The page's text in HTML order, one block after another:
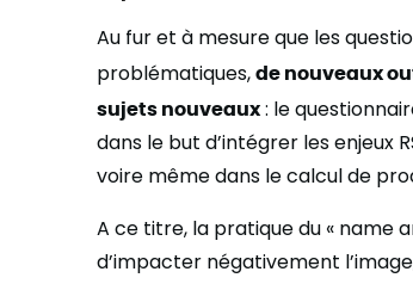
Au fur et à mesure que les
problématiques, de nouveaux
sujets nouveaux : le
dans le but d’intégrer les enjeux
voire même dans le calcul de
A ce titre, la pratique du « name
d’impacter négativement